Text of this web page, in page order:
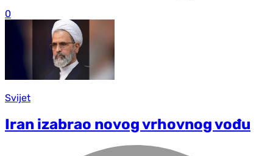
0
Svijet
Iran izabrao novog vrhovnog vođu